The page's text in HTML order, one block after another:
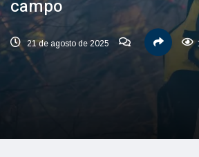
campo
21 de agosto de 2025